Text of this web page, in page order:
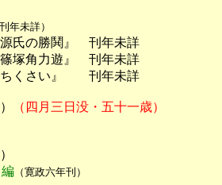
刊年未詳）
の勝鬨』　刊年未詳
角力遊』　刊年未詳
さい』　　刊年未詳
（四月三日没・五十一歳）
（寛政六年刊）